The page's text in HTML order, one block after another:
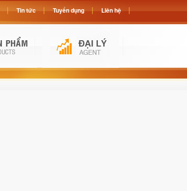
Tin tức Tuyển dụng Liên hệ